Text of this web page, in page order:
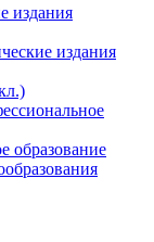
издания
издания
образование